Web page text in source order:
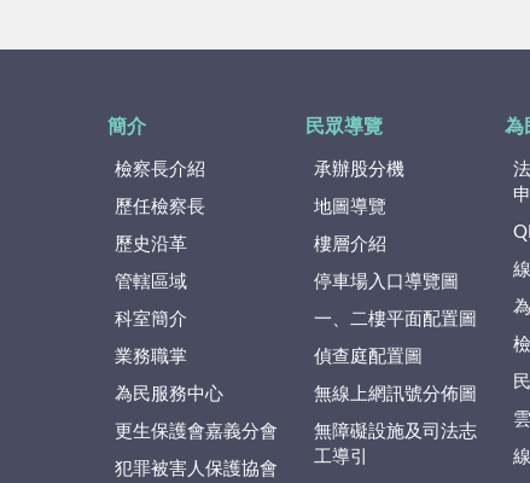
簡介
檢察長介紹
歷任檢察長
歷史沿革
管轄區域
科室簡介
業務職掌
為民服務中心
更生保護會嘉義分會
犯罪被害人保護協會
民眾導覽
承辦股分機
地圖導覽
樓層介紹
停車場入口導覽圖
一、二樓平面配置圖
偵查庭配置圖
無線上網訊號分佈圖
無障礙設施及司法志
工導引
為